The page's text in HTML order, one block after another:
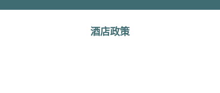
酒店政策